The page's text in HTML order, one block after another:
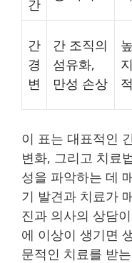
간
간
경
변
간 조직의
섬유화,
만성 손상
이 표는 대표적인
변화, 그리고 치료
성을 파악하는 데
기 발견과 치료가
진과 의사의 상담
에 이상이 생기면
문적인 치료를 받